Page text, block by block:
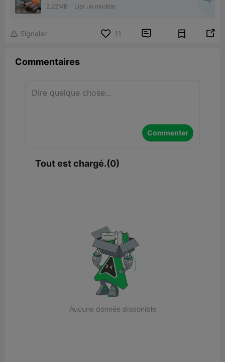
2.22MB Lier un modèle
 Signaler 11  
Commentaires
Commenter
Tout est chargé.(0)
Aucune donnée disponible